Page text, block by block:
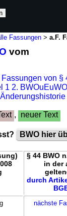
Fassungen >a.F.
vom
von §
1 2.
, neuer Text
BWO hier
§ 44 BWO
in der
durch
nächste